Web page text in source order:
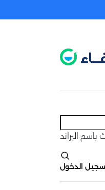
باسم البراند
الدخول